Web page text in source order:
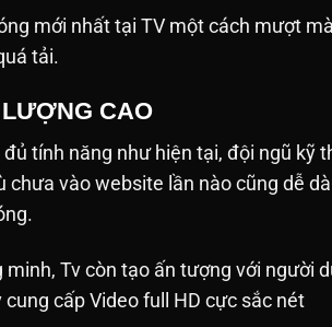
mới nhất tại TV một cách mượt
tải.
CAO
tính năng như hiện tại, đội ngũ kỹ
chưa vào website lần nào cũng dễ
Tv còn tạo ấn tượng với
cấp Video full HD cực sắc nét